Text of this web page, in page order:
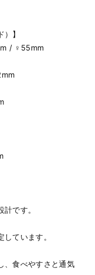
】
/ ♀55mm
です。
ています。
、食べやすさと通気